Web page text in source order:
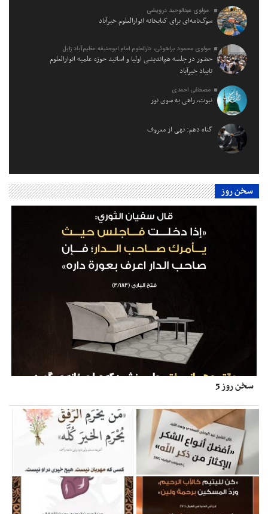
مولوی عبدالوحید درویشی
سوگ‌نامه‌ای برای کتابخانه انوارالعلوم خیرآباد
مولوی محمود براهوئی، دارالعلوم امام ابوحنیفه عظیم‌آباد زابل
حضور در جلسه هم‌اندیشی اولیا و اساتید حوزه علمیه انوارالعلوم
تایباد خیرآباد
مصطفی احمدی
نبوت، راهی به سوی نور
گناه دهم: نهی از معروف
سخن روز
سخن روز 5